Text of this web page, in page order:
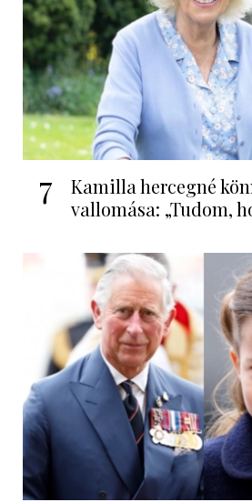
7
Kamilla hercegné
vallomása: „Tudom,